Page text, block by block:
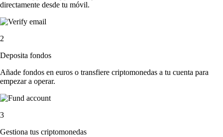
directamente desde tu móvil.
2
Deposita fondos
Añade fondos en euros o transfiere criptomonedas a tu cuenta para
empezar a operar.
3
Gestiona tus criptomonedas